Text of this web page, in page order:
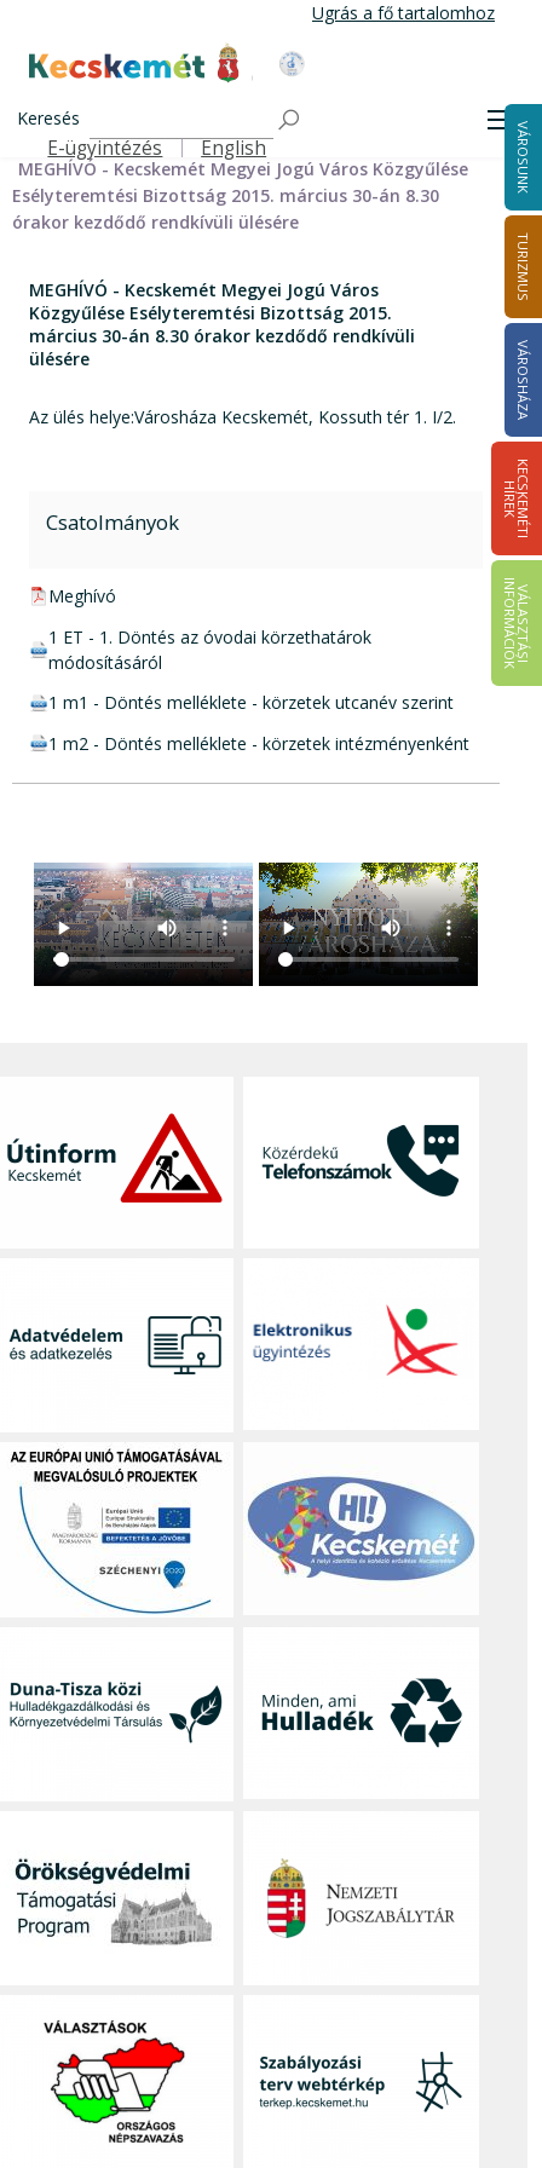
tartalomra
Ugrás a fő tartalomhoz
Kecskemét Város Honlapja
Keresés
Felső navigáció
E-ügyintézés English VÁROSUNK
TURIZMUS
VÁROSHÁZA
K
E
C
S
K
E
M
É
T
I
HÍ
R
E
K
V
Á
L
A
S
Z
T
Á
S
I
IN
F
O
R
M
Á
C
I
Ó
K
Önkormányzat
Bizottságok 2014-2024
Esélyteremtési Bizottság 2014-2024
Esélyteremtési Bizottság meghívói 2014-2019
MEGHÍVÓ - Kecskemét Megyei Jogú Város Közgyűlése
Esélyteremtési Bizottság 2015. március 30-án 8.30
órakor kezdődő rendkívüli ülésére
MEGHÍVÓ - Kecskemét Megyei Jogú Város
Közgyűlése Esélyteremtési Bizottság 2015.
március 30-án 8.30 órakor kezdődő rendkívüli
ülésére
Az ülés helye:Városháza Kecskemét, Kossuth tér 1. I/2.
Csatolmányok
pdf csatolmány:
Meghívó
doc csatolmány:
1 ET - 1. Döntés az óvodai körzethatárok
módosításáról
doc csatolmány:
1 m1 - Döntés melléklete - körzetek utcanév szerint
doc csatolmány:
1 m2 - Döntés melléklete - körzetek intézményenként